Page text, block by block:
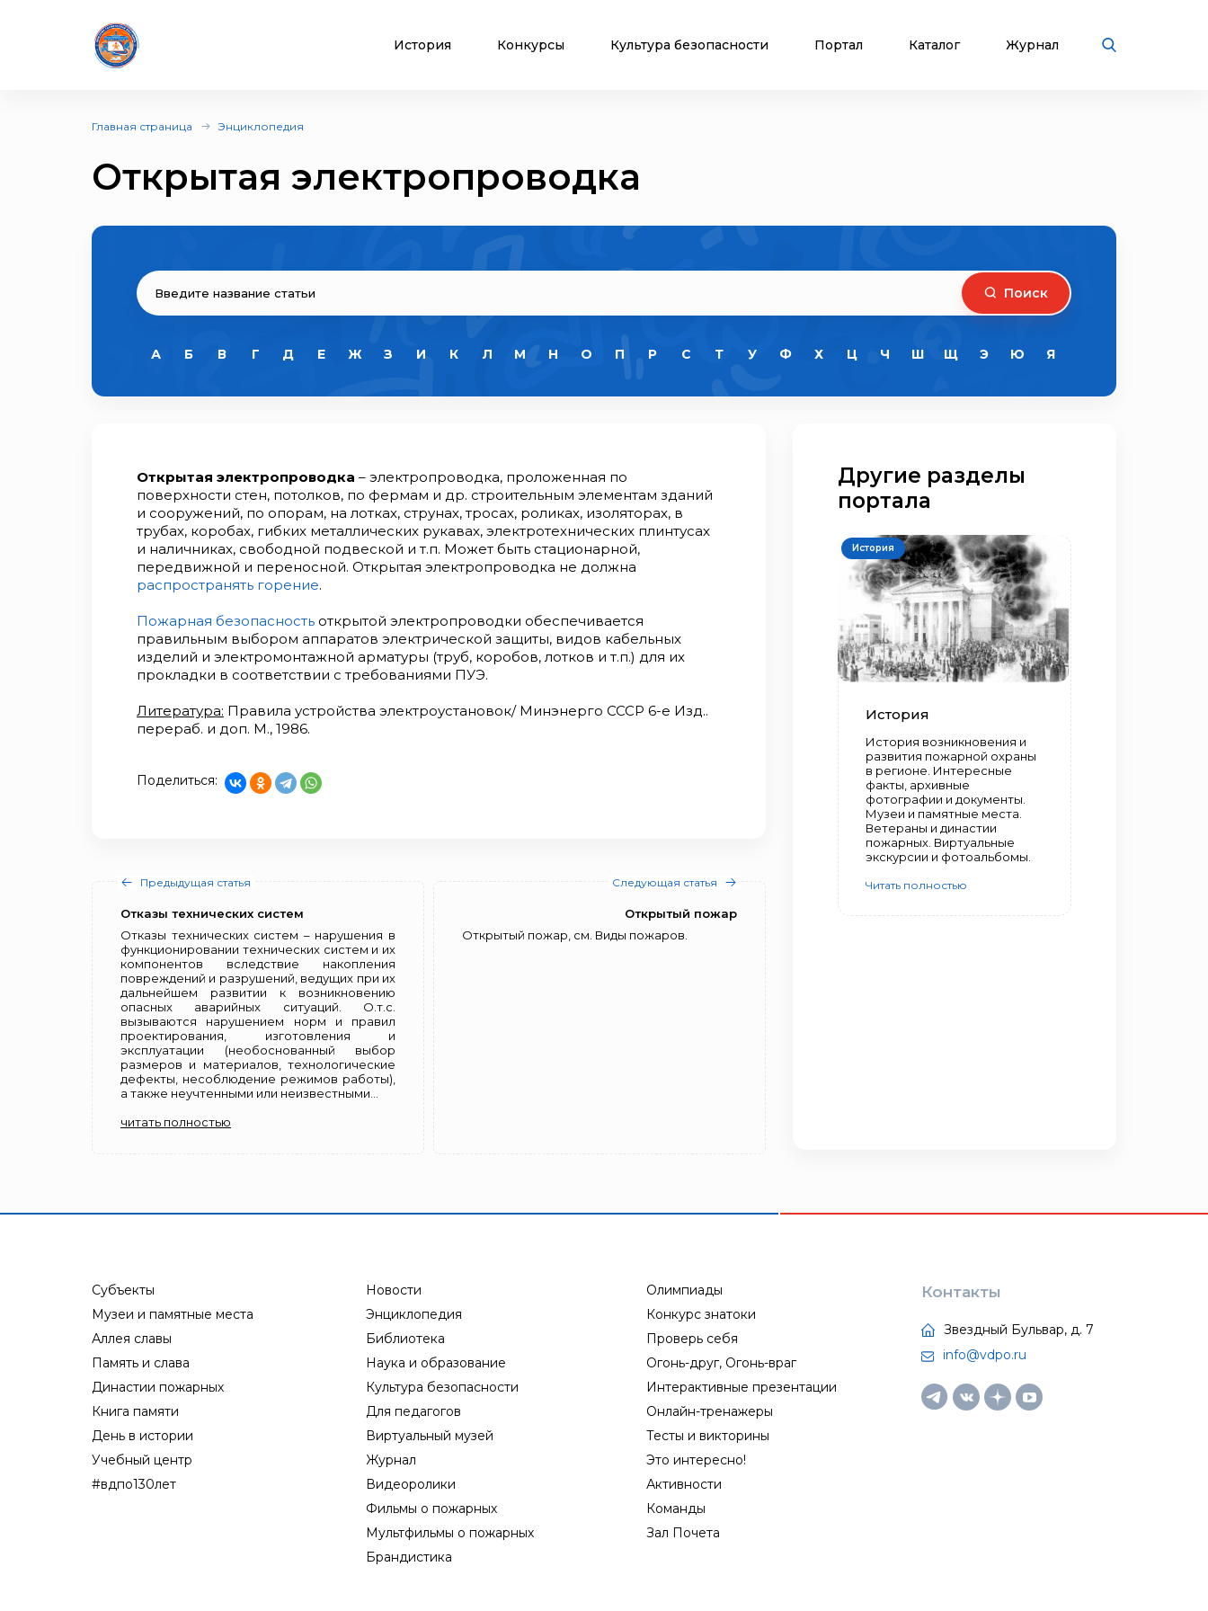
История Конкурсы Культура безопасности Портал Каталог Журнал
Главная страница Энциклопедия
Открытая электропроводка
Поиск
А Б В Г Д Е Ж З И К Л М Н О П Р С Т У Ф Х Ц Ч Ш Щ Э Ю Я
Открытая электропроводка – электропроводка, проложенная по
поверхности стен, потолков, по фермам и др. строительным элементам зданий
и сооружений, по опорам, на лотках, струнах, тросах, роликах, изоляторах, в
трубах, коробах, гибких металлических рукавах, электротехнических плинтусах
и наличниках, свободной подвеской и т.п. Может быть стационарной,
передвижной и переносной. Открытая электропроводка не должна
распространять горение.
Пожарная безопасность открытой электропроводки обеспечивается
правильным выбором аппаратов электрической защиты, видов кабельных
изделий и электромонтажной арматуры (труб, коробов, лотков и т.п.) для их
прокладки в соответствии с требованиями ПУЭ.
Литература: Правила устройства электроустановок/ Минэнерго СССР 6-е Изд..
перераб. и доп. М., 1986.
Поделиться:
Предыдущая статья
Отказы технических систем
Отказы технических систем – нарушения в
функционировании технических систем и их
компонентов вследствие накопления
повреждений и разрушений, ведущих при их
дальнейшем развитии к возникновению
опасных аварийных ситуаций. О.т.с.
вызываются нарушением норм и правил
проектирования, изготовления и
эксплуатации (необоснованный выбор
размеров и материалов, технологические
дефекты, несоблюдение режимов работы),
а также неучтенными или неизвестными...
читать полностью
Следующая статья
Открытый пожар
Открытый пожар, см. Виды пожаров.
Другие разделы
портала
История
История
История возникновения и
развития пожарной охраны
в регионе. Интересные
факты, архивные
фотографии и документы.
Музеи и памятные места.
Ветераны и династии
пожарных. Виртуальные
экскурсии и фотоальбомы.
Читать полностью
Субъекты
Музеи и памятные места
Аллея славы
Память и слава
Династии пожарных
Книга памяти
День в истории
Учебный центр
#вдпо130лет
Новости
Энциклопедия
Библиотека
Наука и образование
Культура безопасности
Для педагогов
Виртуальный музей
Журнал
Видеоролики
Фильмы о пожарных
Мультфильмы о пожарных
Брандистика
Олимпиады
Конкурс знатоки
Проверь себя
Огонь-друг, Огонь-враг
Интерактивные презентации
Онлайн-тренажеры
Тесты и викторины
Это интересно!
Активности
Команды
Зал Почета
Контакты
Звездный Бульвар, д. 7
info@vdpo.ru